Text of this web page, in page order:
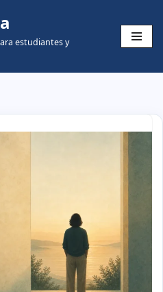
estudiantes y